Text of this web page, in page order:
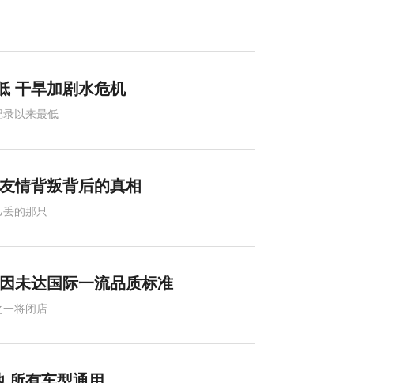
干旱加剧水危机
录以来最低
情背叛背后的真相
的那只
未达国际一流品质标准
一将闭店